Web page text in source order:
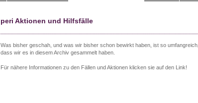
peri Aktionen und Hilfsfälle
Was bisher geschah, und was wir bisher schon bewirkt haben, ist so umfangreich,
dass wir es in diesem Archiv gesammelt haben.
Für nähere Informationen zu den Fällen und Aktionen klicken sie auf den Link!